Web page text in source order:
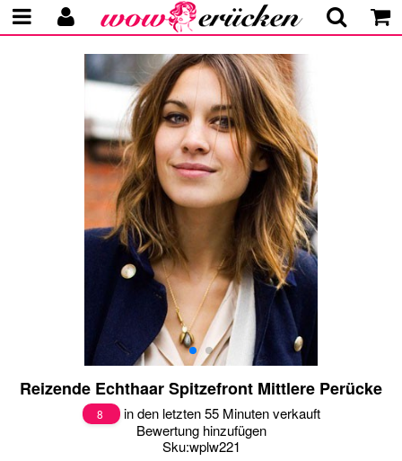
Reizende Echthaar Spitzefront Mittlere Perücke
8
in den letzten 55 Minuten verkauft
Bewertung hinzufügen
Sku:wplw221